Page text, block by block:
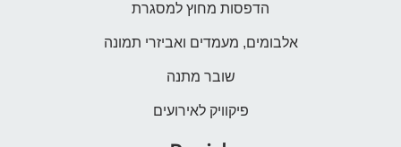
הדפסות מחוץ למסגרת
אלבומים, מעמדים ואביזרי תמונה
שובר מתנה
פיקוויק לאירועים